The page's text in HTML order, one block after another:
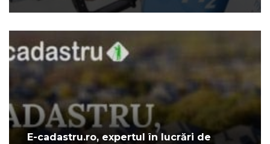
E-cadastru.ro, expertul în lucrări de